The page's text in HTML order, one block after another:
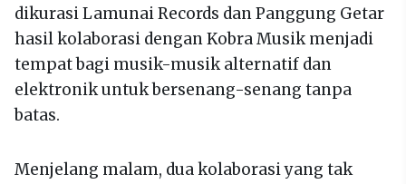
dikurasi Lamunai Records dan Panggung Getar
hasil kolaborasi dengan Kobra Musik menjadi
tempat bagi musik-musik alternatif dan
elektronik untuk bersenang-senang tanpa
batas.
Menjelang malam, dua kolaborasi yang tak